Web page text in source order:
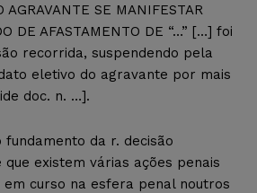
AGRAVANTE SE MANIFESTAR
DE AFASTAMENTO DE “…” […] foi
recorrida, suspendendo pela
eletivo do agravante por mais
doc. n. …].
fundamento da r. decisão
que existem várias ações penais
curso na esfera penal noutros